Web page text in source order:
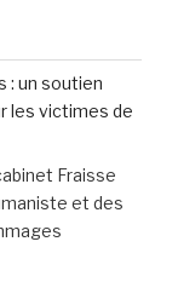
: un soutien
les victimes de
Fraisse
et des